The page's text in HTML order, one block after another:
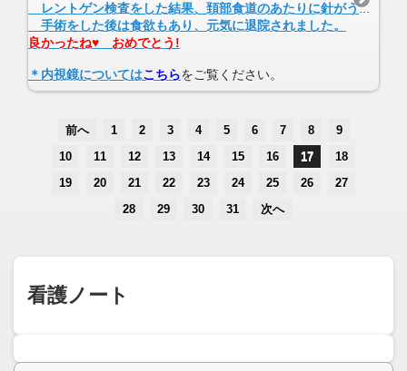
レントゲン検査をした結果、頚部食道のあたりに針がうつり、内視鏡で食道内に無いことを確認し、頚部食道付近の筋肉組織から埋まっている針を手術で摘出しました。
手術をした後は食欲もあり、元気に退院されました。
良かったね♥ おめでとう!
＊内視鏡についてはこちらをご覧ください。
前へ 1 2 3 4 5 6 7 8
9
10
11 12 13 14 15 16 17
18
19
20 21 22 23 24 25 26
27
28
29 30 31 次へ
看護ノート